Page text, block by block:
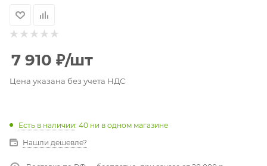
7 910 ₽/шт
Цена указана без учета НДС
Есть в наличии: 40 ни в одном магазине
Нашли дешевле?